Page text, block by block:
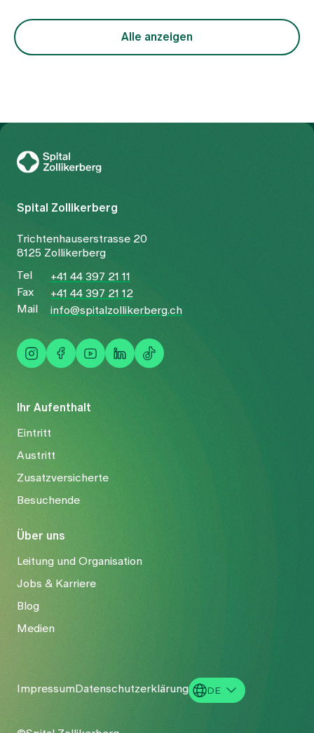
Kinderärztin im Team der Elternfahrschule,
Alle anzeigen
Ihr Aufenthalt
Eintritt
Austritt
Zusatzversicherte
Besuchende
Über uns
Leitung und Organisation
Jobs & Karriere
Blog
Medien
Spital Zollikerberg
Trichtenhauserstrasse 20
8125 Zollikerberg
Tel
+41 44 397 21 11
Fax
+41 44 397 21 12
Mail
info@spitalzollikerberg.ch
ImpressumDatenschutzerklärung
DE